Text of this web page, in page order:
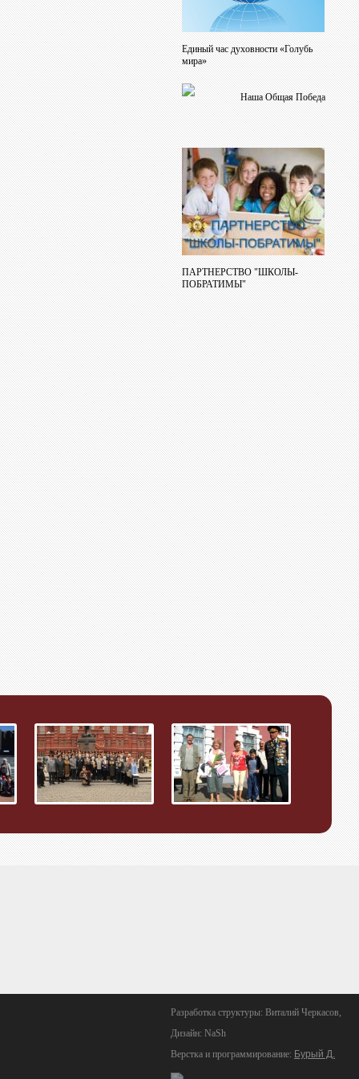
Единый час духовности «Голубь
мира»
Наша Общая Победа
ПАРТНЕРСТВО "ШКОЛЫ-
ПОБРАТИМЫ"
Разработка структуры: Виталий Черкасов,
Дизайн: NaSh
Верстка и программирование: Бурый Д.